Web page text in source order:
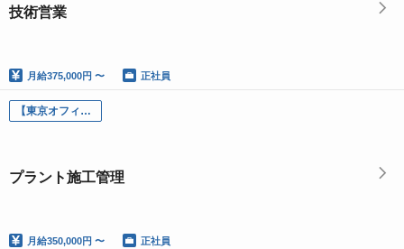
技術営業
月給375,000円 〜 正社員
【東京オフィス勤務】電気工事施工管理技士/土木施工管理技士
プラント施工管理
月給350,000円 〜 正社員